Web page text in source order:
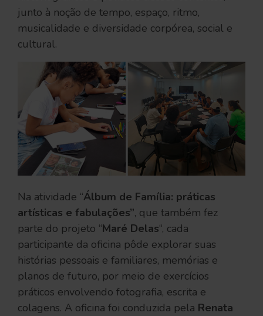
junto à noção de tempo, espaço, ritmo,
musicalidade e diversidade corpórea, social e
cultural.
Na atividade “Álbum de Família: práticas
artísticas e fabulações”, que também fez
parte do projeto “Maré Delas“, cada
participante da oficina pôde explorar suas
histórias pessoais e familiares, memórias e
planos de futuro, por meio de exercícios
práticos envolvendo fotografia, escrita e
colagens. A oficina foi conduzida pela Renata